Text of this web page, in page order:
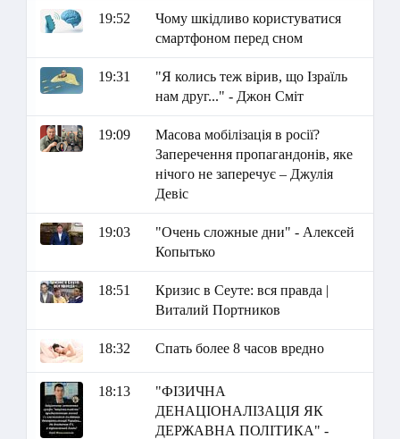
19:52
Чому шкідливо користуватися
смартфоном перед сном
19:31
"Я колись теж вірив, що Ізраїль
нам друг..." - Джон Сміт
19:09
Масова мобілізація в росії?
Заперечення пропагандонів, яке
нічого не заперечує – Джулія
Девіс
19:03
"Очень сложные дни" - Алексей
Копытько
18:51
Кризис в Сеуте: вся правда |
Виталий Портников
18:32 Спать более 8 часов вредно
18:13
"ФІЗИЧНА
ДЕНАЦІОНАЛІЗАЦІЯ ЯК
ДЕРЖАВНА ПОЛІТИКА" -